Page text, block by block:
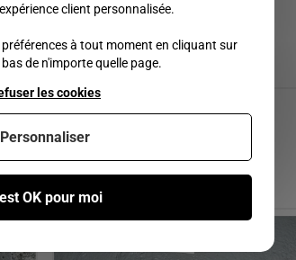
15,00 €
Ajouter au panier
être intéressé par
client personnalisée.
à tout moment en cliquant sur
bas de n'importe quelle page.
OK pour moi
les cookies
Personnaliser